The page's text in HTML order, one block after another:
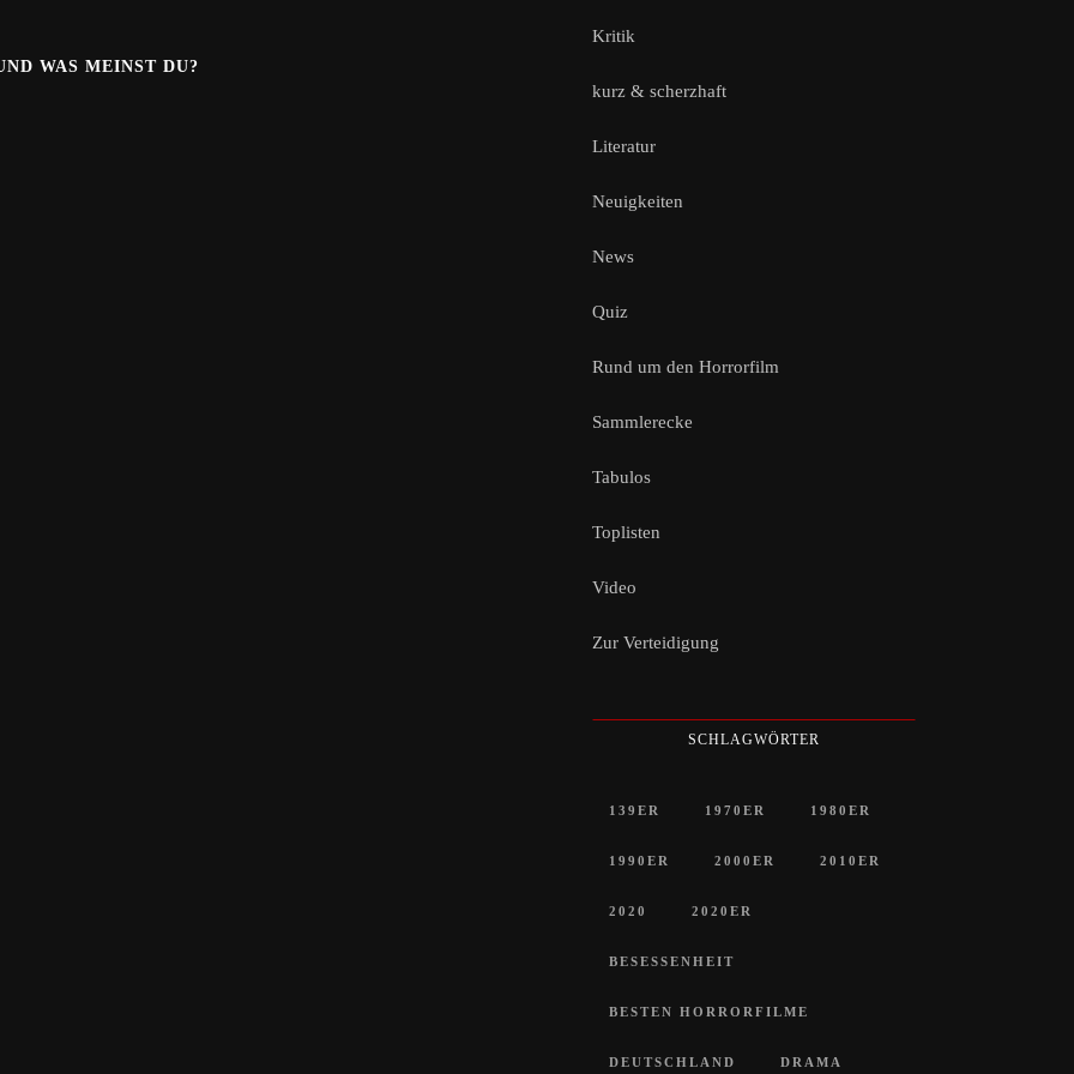
WAS MEINST DU?
Kritik
kurz & scherzhaft
Literatur
Neuigkeiten
News
Quiz
Rund um den Horrorfilm
Sammlerecke
Tabulos
Toplisten
Video
Zur Verteidigung
SCHLAGWÖRTER
139ER 1970ER 1980ER
1990ER 2000ER 2010ER
2020 2020ER
BESESSENHEIT
BESTEN HORRORFILME
DEUTSCHLAND DRAMA